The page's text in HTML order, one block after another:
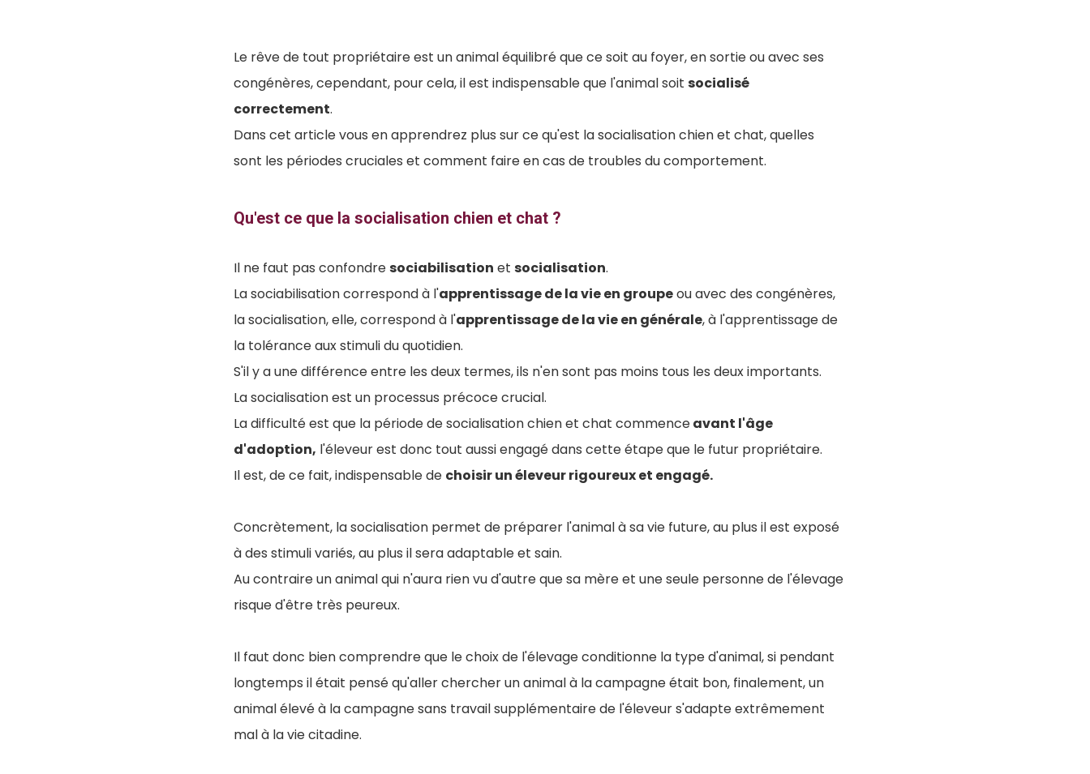
Le rêve de tout propriétaire est un animal équilibré que ce soit au foyer, en sortie ou avec ses
congénères, cependant, pour cela, il est indispensable que l'animal soit socialisé
correctement.
Dans cet article vous en apprendrez plus sur ce qu'est la socialisation chien et chat, quelles
sont les périodes cruciales et comment faire en cas de troubles du comportement.
Qu'est ce que la socialisation chien et chat ?
Il ne faut pas confondresociabilisation et socialisation.
La sociabilisation correspond à l'apprentissage de la vie en groupeou avec des congénères,
la socialisation, elle, correspond à l'apprentissage de la vie en générale, à l'apprentissage de
la tolérance aux stimuli du quotidien.
S'il y a une différence entre les deux termes, ils n'en sont pas moins tous les deux importants.
La socialisation est un processus précoce crucial.
La difficulté est que la période de socialisation chien et chat commenceavant l'âge
d'adoption, l'éleveur est donc tout aussi engagé dans cette étape que le futur propriétaire.
Il est, de ce fait, indispensable de choisir un éleveur rigoureux et engagé.
Concrètement, la socialisation permet de préparer l'animal à sa vie future, au plus il est exposé
à des stimuli variés, au plus il sera adaptable et sain.
Au contraire un animal qui n'aura rien vu d'autre que sa mère et une seule personne de l'élevage
risque d'être très peureux.
Il faut donc bien comprendre que le choix de l'élevage conditionne la type d'animal, si pendant
longtemps il était pensé qu'aller chercher un animal à la campagne était bon, finalement, un
animal élevé à la campagne sans travail supplémentaire de l'éleveur s'adapte extrêmement
mal à la vie citadine.